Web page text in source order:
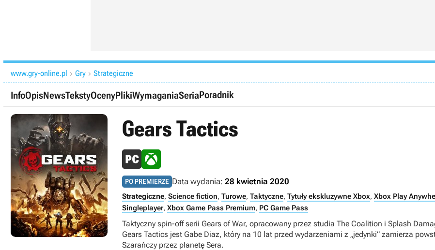
www.gry-online.pl  Gry  Strategiczne
InfoOpisNewsTekstyOcenyPlikiWymaganiaSeriaPoradnik
Gears Tactics
PO PREMIERZE Data wydania: 28 kwietnia 2020
Strategiczne, Science fiction, Turowe, Taktyczne, Tytuły ekskluzywne Xbox, Xbox Play
Singleplayer, Xbox Game Pass Premium, PC Game Pass
Taktyczny spin-off serii Gears of War, opracowany przez studia The Coalition i Splash
Gears Tactics jest Gabe Diaz, który na 10 lat przed wydarzeniami z „jedynki” zamierza
Szarańczy przez planetę Sera.